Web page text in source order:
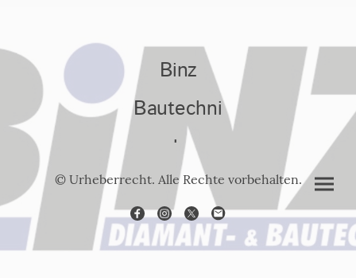
Binz
Bautechni
k
© Urheberrecht. Alle Rechte vorbehalten.